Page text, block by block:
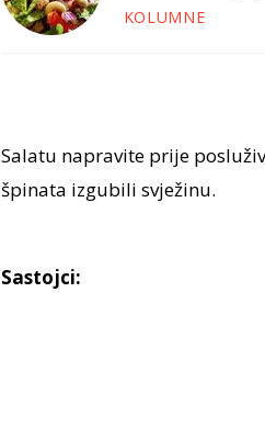
KOLUMNE
Salatu napravite prije
špinata izgubili svježinu.
Sastojci: